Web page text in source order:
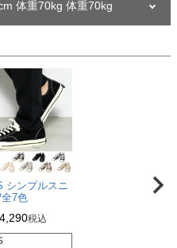
体重70kg 体重70kg
70kg
シンプルスニ
7色
4,290税込